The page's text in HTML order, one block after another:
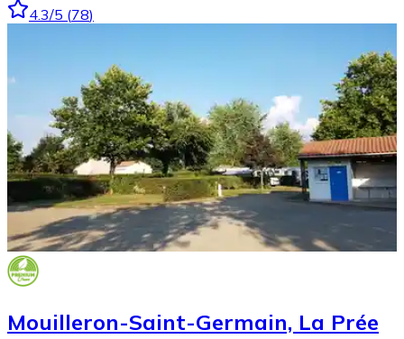
4.3/5 (78)
Mouilleron-Saint-Germain, La Prée